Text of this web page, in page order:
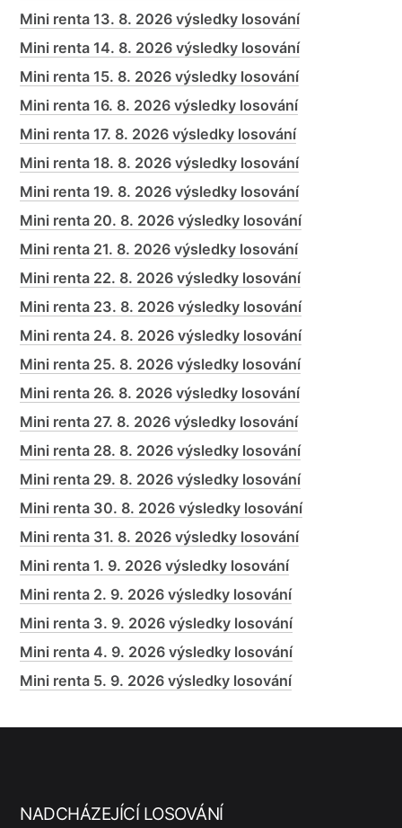
Mini renta 13. 8. 2026 výsledky losování
Mini renta 14. 8. 2026 výsledky losování
Mini renta 15. 8. 2026 výsledky losování
Mini renta 16. 8. 2026 výsledky losování
Mini renta 17. 8. 2026 výsledky losování
Mini renta 18. 8. 2026 výsledky losování
Mini renta 19. 8. 2026 výsledky losování
Mini renta 20. 8. 2026 výsledky losování
Mini renta 21. 8. 2026 výsledky losování
Mini renta 22. 8. 2026 výsledky losování
Mini renta 23. 8. 2026 výsledky losování
Mini renta 24. 8. 2026 výsledky losování
Mini renta 25. 8. 2026 výsledky losování
Mini renta 26. 8. 2026 výsledky losování
Mini renta 27. 8. 2026 výsledky losování
Mini renta 28. 8. 2026 výsledky losování
Mini renta 29. 8. 2026 výsledky losování
Mini renta 30. 8. 2026 výsledky losování
Mini renta 31. 8. 2026 výsledky losování
Mini renta 1. 9. 2026 výsledky losování
Mini renta 2. 9. 2026 výsledky losování
Mini renta 3. 9. 2026 výsledky losování
Mini renta 4. 9. 2026 výsledky losování
Mini renta 5. 9. 2026 výsledky losování
NADCHÁZEJÍCÍ LOSOVÁNÍ